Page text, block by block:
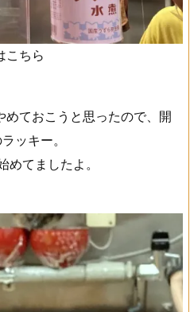
こちら
ておこうと思ったので、開
ッキー。
めてましたよ。